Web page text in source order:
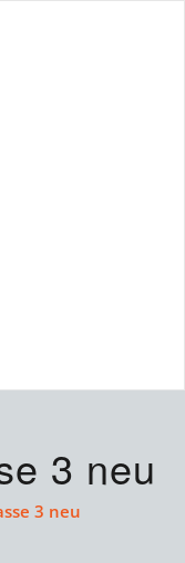
3 neu
3 neu